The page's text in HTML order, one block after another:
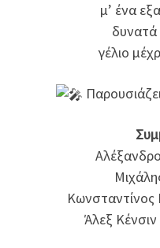
μ’ ένα
δυνατά
γέλιο
Άλεξ